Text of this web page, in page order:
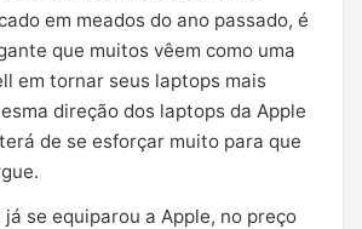
em meados do ano passado, é
que muitos vêem como uma
em tornar seus laptops mais
direção dos laptops da Apple
de se esforçar muito para que
já se equiparou a Apple, no preço